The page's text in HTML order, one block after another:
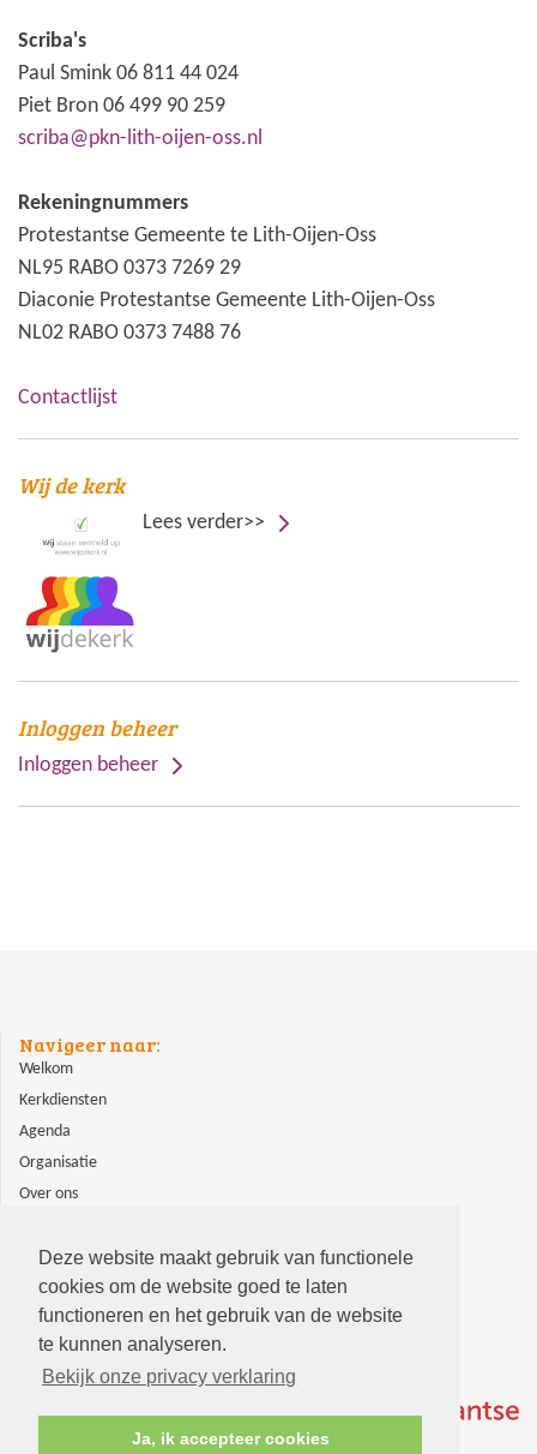
Deze website maakt gebruik van functionele
cookies om de website goed te laten
functioneren en het gebruik van de website
te kunnen analyseren.
Bekijk onze privacy verklaring
Ja, ik accepteer cookies
Scriba's
Paul Smink 06 811 44 024
Piet Bron 06 499 90 259
scriba@pkn-lith-oijen-oss.nl
Rekeningnummers
Protestantse Gemeente te Lith-Oijen-Oss
NL95 RABO 0373 7269 29
Diaconie Protestantse Gemeente Lith-Oijen-Oss
NL02 RABO 0373 7488 76
Contactlijst
Wij de kerk
Lees verder>>
Inloggen beheer
Inloggen beheer
Navigeer naar:
Welkom
Kerkdiensten
Agenda
Organisatie
Over ons
Contact